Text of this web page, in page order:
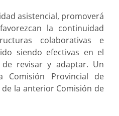
asistencial, promoverá
la continuidad
colaborativas e
siendo efectivas en el
revisar y adaptar. Un
Provincial de
la anterior Comisión de